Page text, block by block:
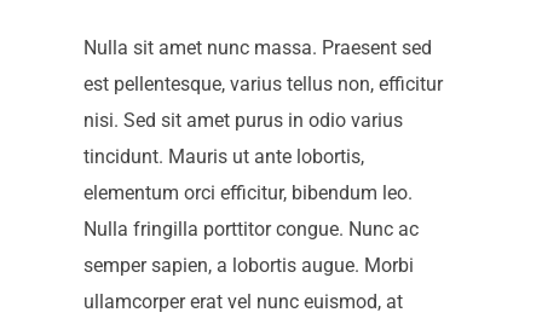
Nulla sit amet nunc massa. Praesent sed
est pellentesque, varius tellus non, efficitur
nisi. Sed sit amet purus in odio varius
tincidunt. Mauris ut ante lobortis,
elementum orci efficitur, bibendum leo.
Nulla fringilla porttitor congue. Nunc ac
semper sapien, a lobortis augue. Morbi
ullamcorper erat vel nunc euismod, at